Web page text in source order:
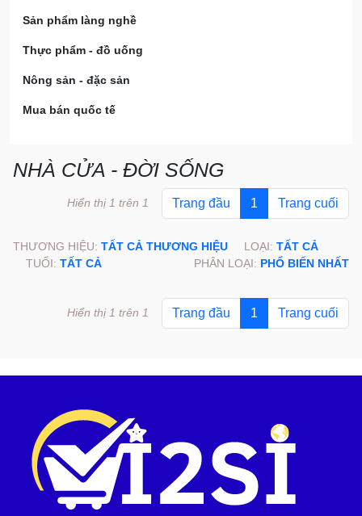
Sản phẩm làng nghề
Thực phẩm - đồ uống
Nông sản - đặc sản
Mua bán quốc tế
NHÀ CỬA - ĐỜI SỐNG
Trang đầu 1 Trang cuối
Hiển thị 1 trên 1
THƯƠNG HIỆU: TẤT CẢ THƯƠNG HIỆU LOẠI: TẤT CẢ
TUỔI: TẤT CẢ PHÂN LOẠI: PHỔ BIẾN NHẤT
Trang đầu 1 Trang cuối
Hiển thị 1 trên 1